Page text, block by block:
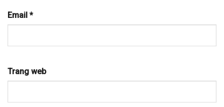
Email *
Trang web